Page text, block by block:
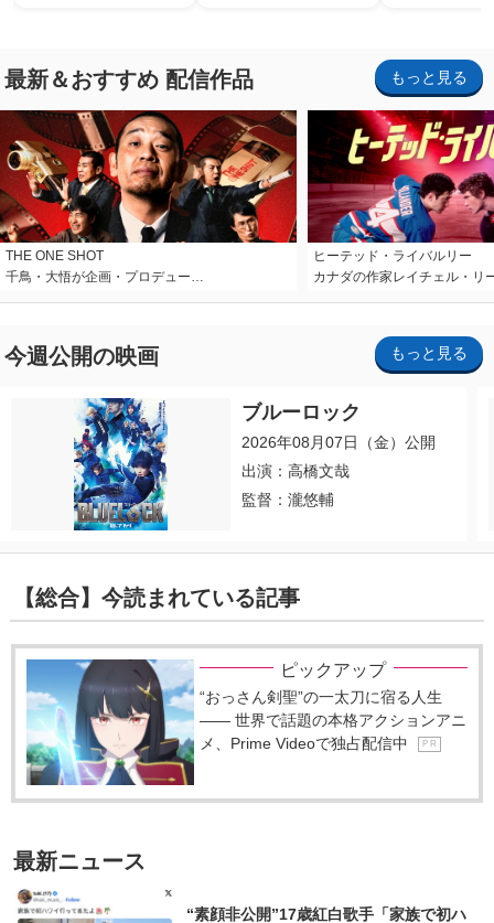
最新＆おすすめ 配信作品 もっと見る
THE ONE SHOT
千鳥・大悟が企画・プロデュー…
ヒーテッド・ライバルリー
カナダの作家レイチェル・リ
今週公開の映画 もっと見る
ブルーロック
2026年08月07日（金）公開
出演：高橋文哉
監督：瀧悠輔
【総合】今読まれている記事
ピックアップ
“おっさん剣聖”の一太刀に宿る人生
―― 世界で話題の本格アクションアニ
メ、Prime Videoで独占配信中
P R
最新ニュース
“素顔非公開”17歳紅白歌手「家族で初ハ